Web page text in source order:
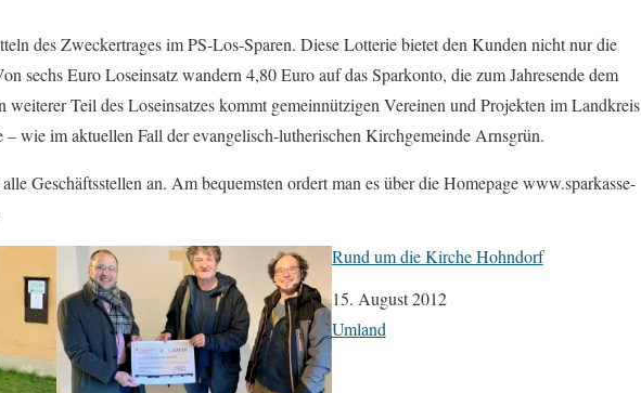
des Zweckertrages im PS-Los-Sparen. Diese Lotterie bietet den Kunden nicht nur die
sechs Euro Loseinsatz wandern 4,80 Euro auf das Sparkonto, die zum Jahresende dem
weiterer Teil des Loseinsatzes kommt gemeinnützigen Vereinen und Projekten im Landkreis
wie im aktuellen Fall der evangelisch-lutherischen Kirchgemeinde Arnsgrün.
Geschäftsstellen an. Am bequemsten ordert man es über die Homepage www.sparkasse-
Rund um die Kirche Hohndorf
Datum
15. August 2012
In Bezug auf
Umland